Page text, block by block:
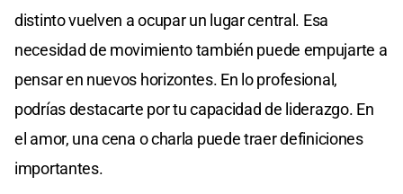
distinto vuelven a ocupar un lugar central. Esa
necesidad de movimiento también puede empujarte a
pensar en nuevos horizontes. En lo profesional,
podrías destacarte por tu capacidad de liderazgo. En
el amor, una cena o charla puede traer definiciones
importantes.